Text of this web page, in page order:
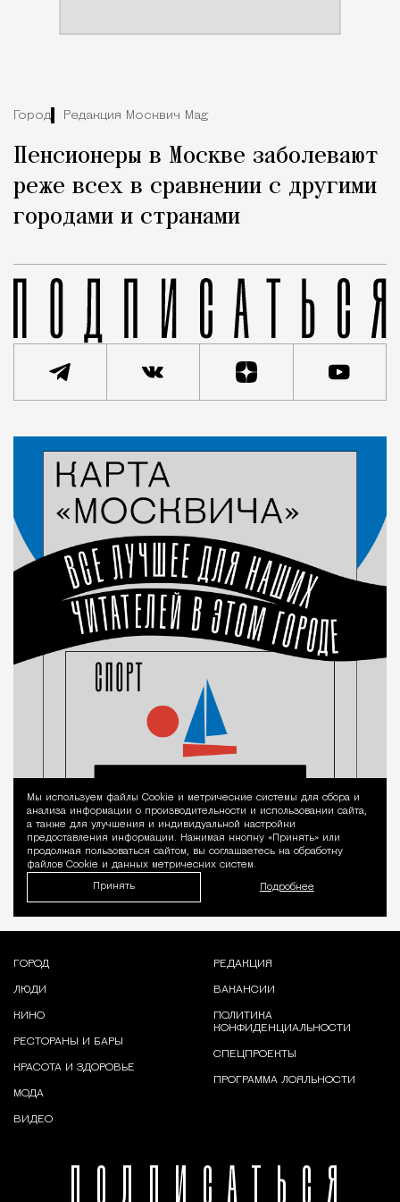
Город Редакция Москвич Mag
Пенсионеры в Москве заболевают
реже всех в сравнении с другими
городами и странами
Уведомление
Мы используем файлы Сookie и метрические системы для сбора и
анализа информации о производительности и использовании сайта,
а также для улучшения и индивидуальной настройки
предоставления информации. Нажимая кнопку «Принять» или
продолжая пользоваться сайтом, вы соглашаетесь на обработку
файлов Cookie и данных метрических систем.
Принять Подробнее
ПОДПИСАТЬСЯ
ГОРОД
ЛЮДИ
КИНО
РЕСТОРАНЫ И БАРЫ
КРАСОТА И ЗДОРОВЬЕ
МОДА
ВИДЕО
РЕДАКЦИЯ
ВАКАНСИИ
ПОЛИТИКА
КОНФИДЕНЦИАЛЬНОСТИ
СПЕЦПРОЕКТЫ
ПРОГРАММА ЛОЯЛЬНОСТИ